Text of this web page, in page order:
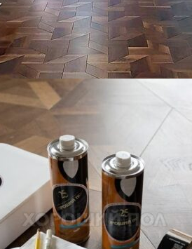
с финишным покрытием на